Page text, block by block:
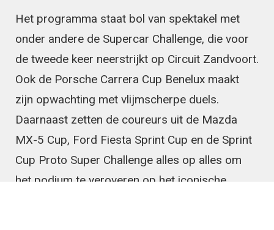
Het programma staat bol van spektakel met
onder andere de Supercar Challenge, die voor
de tweede keer neerstrijkt op Circuit Zandvoort.
Ook de Porsche Carrera Cup Benelux maakt
zijn opwachting met vlijmscherpe duels.
Daarnaast zetten de coureurs uit de Mazda
MX-5 Cup, Ford Fiesta Sprint Cup en de Sprint
Cup Proto Super Challenge alles op alles om
het podium te veroveren op het iconische